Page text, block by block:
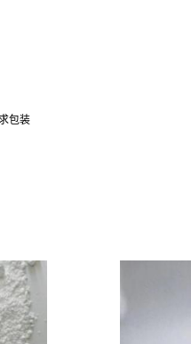
包装